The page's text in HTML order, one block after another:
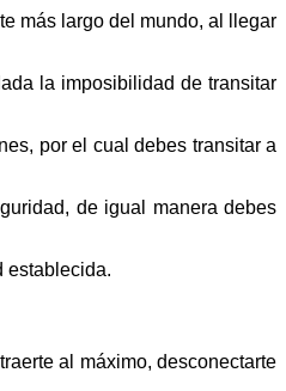
más largo del mundo, al llegar
la imposibilidad de transitar
por el cual debes transitar a
de igual manera debes
establecida.
al máximo, desconectarte